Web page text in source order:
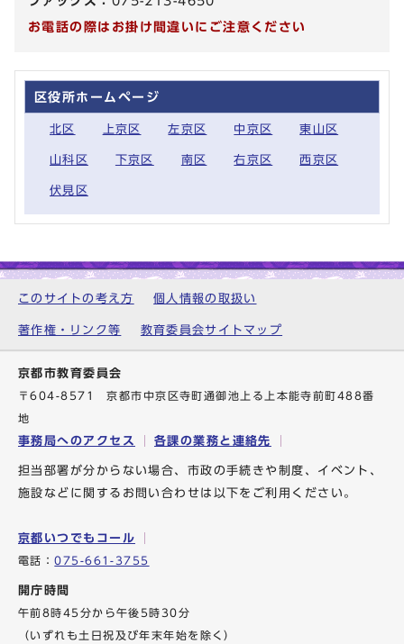
お電話の際はお掛け間違いにご注意ください
区役所ホームページ
北区 上京区 左京区 中京区 東山区
山科区 下京区 南区 右京区 西京区
伏見区
このサイトの考え方 個人情報の取扱い
著作権・リンク等 教育委員会サイトマップ
京都市教育委員会
〒604-8571 京都市中京区寺町通御池上る上本能寺前町488番
地
事務局へのアクセス 各課の業務と連絡先
担当部署が分からない場合、市政の手続きや制度、イベント、
施設などに関するお問い合わせは以下をご利用ください。
京都いつでもコール
電話：075-661-3755
開庁時間
午前8時45分から午後5時30分
（いずれも土日祝及び年末年始を除く）